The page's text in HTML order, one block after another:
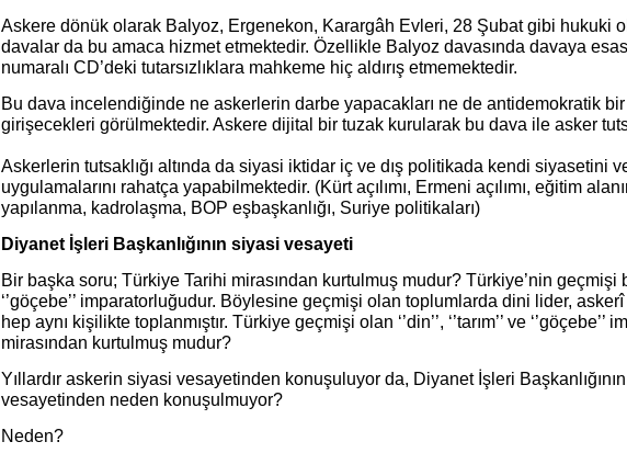
Askere dönük olarak Balyoz, Ergenekon, Karargâh Evleri, 28 Şubat gibi hukuki
davalar da bu amaca hizmet etmektedir. Özellikle Balyoz davasında davaya
numaralı CD’deki tutarsızlıklara mahkeme hiç aldırış etmemektedir.
Bu dava incelendiğinde ne askerlerin darbe yapacakları ne de antidemokratik
girişecekleri görülmektedir. Askere dijital bir tuzak kurularak bu dava ile asker
Askerlerin tutsaklığı altında da siyasi iktidar iç ve dış politikada kendi siyasetini
uygulamalarını rahatça yapabilmektedir. (Kürt açılımı, Ermeni açılımı, eğitim
yapılanma, kadrolaşma, BOP eşbaşkanlığı, Suriye politikaları)
Diyanet İşleri Başkanlığının siyasi vesayeti
Bir başka soru; Türkiye Tarihi mirasından kurtulmuş mudur? Türkiye’nin geçmişi bir
‘’göçebe’’ imparatorluğudur. Böylesine geçmişi olan toplumlarda dini lider,
hep aynı kişilikte toplanmıştır. Türkiye geçmişi olan ‘’din’’, ‘’tarım’’ ve ‘’göçebe’’
mirasından kurtulmuş mudur?
Yıllardır askerin siyasi vesayetinden konuşuluyor da, Diyanet İşleri
vesayetinden neden konuşulmuyor?
Neden?